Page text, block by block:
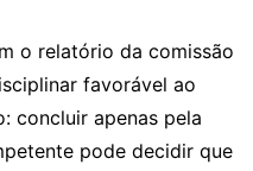
o relatório da comissão
favorável ao
concluir apenas pela
pode decidir que